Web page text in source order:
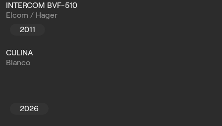
INTERCOM BVF-510
Elcom / Hager
2011
CULINA
Blanco
2026